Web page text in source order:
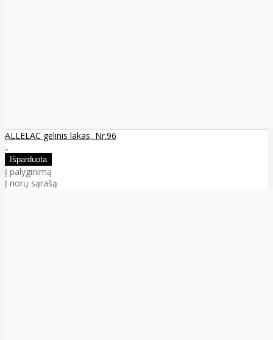
ALLELAC gelinis lakas, Nr.96
..
Į palyginimą
Į norų sąrašą